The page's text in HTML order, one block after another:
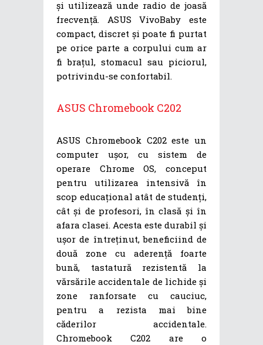
și utilizează unde radio de joasă
frecvență. ASUS VivoBaby este
compact, discret și poate fi purtat
pe orice parte a corpului cum ar
fi brațul, stomacul sau piciorul,
potrivindu-se confortabil.
ASUS Chromebook C202
ASUS Chromebook C202 este un
computer ușor, cu sistem de
operare Chrome OS, conceput
pentru utilizarea intensivă în
scop educațional atât de studenți,
cât și de profesori, în clasă și în
afara clasei. Acesta este durabil și
ușor de întreținut, beneficiind de
două zone cu aderență foarte
bună, tastatură rezistentă la
vărsările accidentale de lichide și
zone ranforsate cu cauciuc,
pentru a rezista mai bine
căderilor accidentale.
Chromebook C202 are o